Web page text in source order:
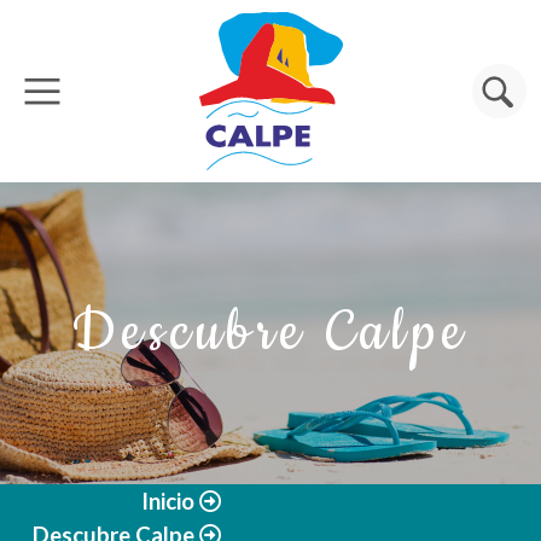
Pasar al contenido principal
Buscar
Descubre Calpe
Inicio
Descubre Calpe